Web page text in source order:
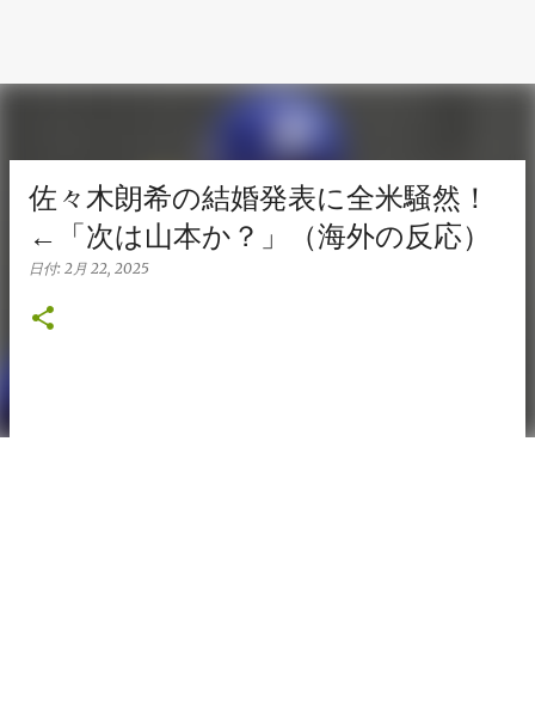
佐々木朗希の結婚発表に全米騒然！
←「次は山本か？」（海外の反応）
日付: 2月 22, 2025